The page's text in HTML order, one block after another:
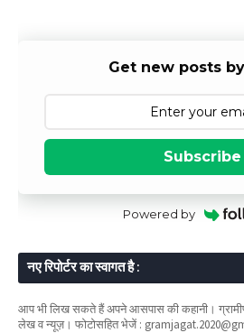
Get new posts
Subscribe
Powered by
नए रिपोर्टर का स्वागत है :
आप भी लिख सकते हैं अपने आसपास की कहानी।
लेख व न्यूज़। फोटोसहित भेजें :